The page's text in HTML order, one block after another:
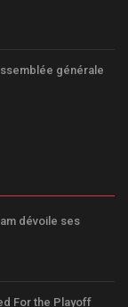
générale
dévoile ses
For the Playoff